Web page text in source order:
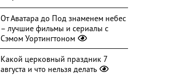
От Аватара до Под знаменем небес
– лучшие фильмы и сериалы с
Сэмом Уортингтоном
Какой церковный праздник 7
августа и что нельзя делать